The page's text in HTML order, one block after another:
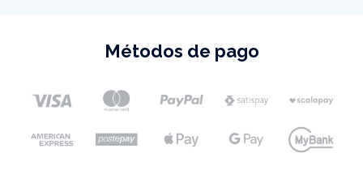
Métodos de pago